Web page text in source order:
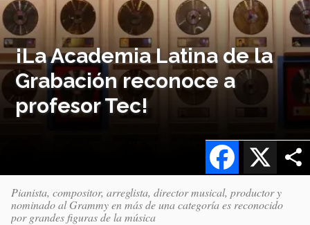
¡La Academia Latina de la
Grabación reconoce a
profesor Tec!
X
Facebook
Pianista, compositor, arreglista, director musical, productor y
nominado al Grammy en más de una categoría es reconocido
por grandes figuras de la música